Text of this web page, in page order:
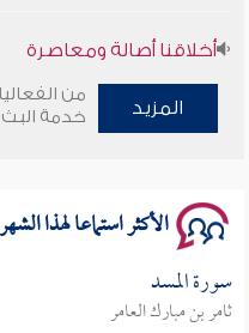
أخلاقنا أصالة ومعاصرة
وأمنهم من خوف 9
المزيد
من
خدمة البث
الأكثر استماعا لهذا الشهر
سورة المسد
ثامر بن مبارك العامر